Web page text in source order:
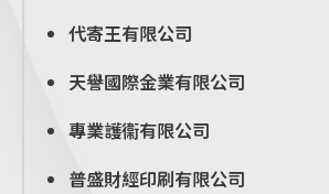
代寄王有限公司
天譽國際金業有限公司
專業護衞有限公司
普盛財經印刷有限公司